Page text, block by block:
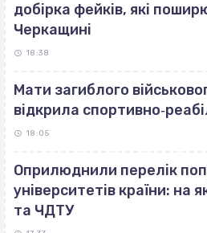
добірка фейків, які
Черкащині
18:38
Мати загиблого
відкрила
18:05
Оприлюднили перелік
університетів країни: на
та ЧДТУ